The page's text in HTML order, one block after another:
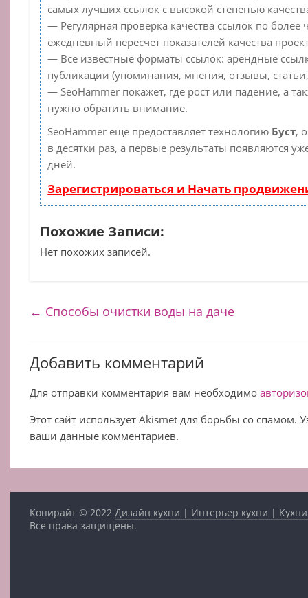
самых лучших ссылок с высокой степенью
— Регулярная проверка качества ссылок по более
ежедневный пересчет показателей качества
— Все известные форматы ссылок: арендные
публикации (упоминания, мнения, отзывы,
— SeoHammer покажет, где рост или падение, а
нужно обратить внимание.
SeoHammer еще предоставляет технологию Буст,
в десятки раз, а первые результаты появляются
дней.
Зарегистрироваться и Начать
Похожие Записи:
Нет похожих записей.
← Способы очистки воды на даче
Добавить комментарий
Для отправки комментария вам необходимо
Этот сайт использует Akismet для борьбы со спамом.
ваши данные комментариев.
Копирайт © 2022Дизайн кухни | Интерьер кухни |
Все права защищены.